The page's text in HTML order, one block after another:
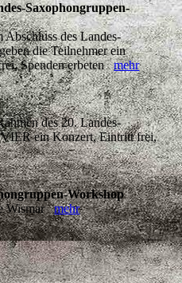
Saxophongruppen-
Abschluss des Landes-
die Teilnehmer ein
Spenden erbetenmehr
des 20. Landes-
ein Konzert, Eintritt frei,
Workshop
Wismarmehr